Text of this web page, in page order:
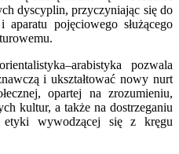
dyscyplin, przyczyniając się do
pojęciowego służącego
pozwala
i ukształtować nowy nurt
opartej na zrozumieniu,
kultur, a także na dostrzeganiu
etyki wywodzącej się z kręgu